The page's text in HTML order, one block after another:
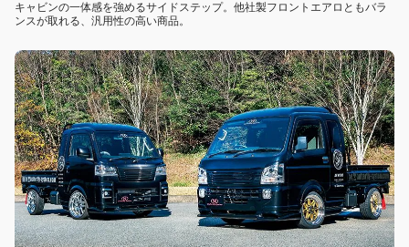
キャビンの一体感を強めるサイドステップ。他社製フロントエアロともバラ
ンスが取れる、汎用性の高い商品。